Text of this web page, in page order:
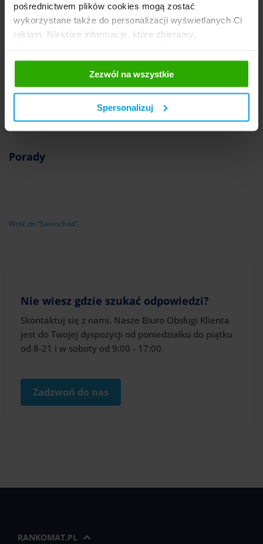
pośrednictwem plików cookies mogą zostać
wykorzystane także do personalizacji wyświetlanych Ci
reklam. Niektóre informacje, które zbieramy,
społecznościowym oraz firmom reklamowym i
analitycznym, z którymi współpracujemy. Te z kolei
mogą łączyć te informacje z innymi informacjami, które
im przekazałeś, korzystając z ich usług. Prosimy o
Twoją zgodę.
Zezwól na wszystkie
Spersonalizuj
Rok
Porady
Wróć do “Samochód”
Nie wiesz gdzie szukać odpowiedzi?
Skontaktuj się z nami. Nasze Biuro Obsługi Klienta
jest do Twojej dyspozycji od poniedziałku do piątku
od 8-21 i w soboty od 9:00 - 17:00.
Zadzwoń do nas
RANKOMAT.PL